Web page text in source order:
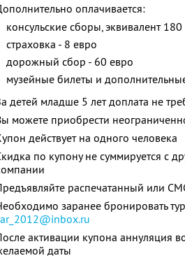
оплачивается:
консульские сборы, эквивалент
страховка - 8 евро
дорожный сбор - 60 евро
музейные билеты и
детей младше 5 лет доплата не
можете приобрести
действует на одного человека
по купону не суммируется с
распечатанный или
заранее бронировать
активации купона аннуляция
даты